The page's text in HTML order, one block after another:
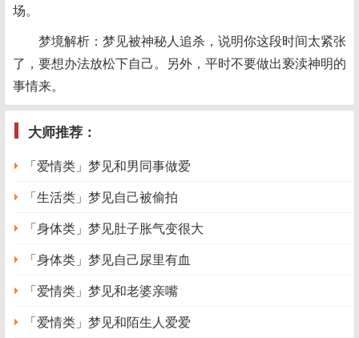
场。
梦境解析：梦见被神秘人追杀，说明你这段时间太紧张
了，要想办法放松下自己。另外，平时不要做出亵渎神明的
事情来。
大师推荐：
「爱情类」梦见和男同事做爱
「生活类」梦见自己被偷拍
「身体类」梦见肚子胀气变很大
「身体类」梦见自己尿里有血
「爱情类」梦见和老婆亲嘴
「爱情类」梦见和陌生人爱爱